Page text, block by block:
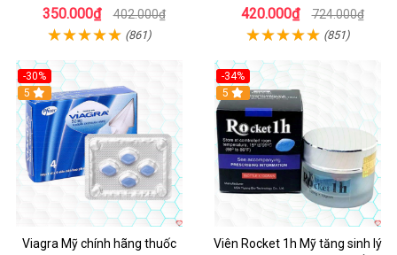
ngay
350.000₫ 402.000₫
(861)
420.000₫ 724.000₫
(851)
-30%
5
Viagra Mỹ chính hãng thuốc
-34%
5
Viên Rocket 1h Mỹ tăng sinh lý